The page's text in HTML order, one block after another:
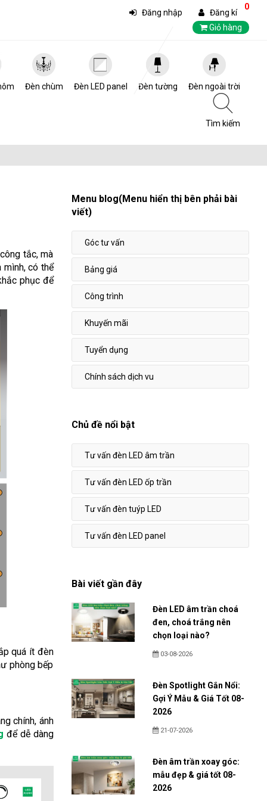
Đăng nhập
Đăng kí
Giỏ hàng
0
Đèn chùm Đèn LED panel Đèn tường Đèn ngoài trời
Tìm kiếm
tắc, mà
có thể
phục để
quá ít đèn
phòng bếp
chính, ánh
để dễ dàng
Menu blog(Menu hiển thị bên phải bài
viết)
Góc tư vấn
Bảng giá
Công trình
Khuyến mãi
Tuyển dụng
Chính sách dịch vu
Chủ đề nổi bật
Tư vấn đèn LED âm trần
Tư vấn đèn LED ốp trần
Tư vấn đèn tuýp LED
Tư vấn đèn LED panel
Bài viết gần đây
Đèn LED âm trần choá
đen, choá trắng nên
chọn loại nào?
03-08-2026
Đèn Spotlight Gắn Nổi:
Gợi Ý Mẫu & Giá Tốt 08-
2026
21-07-2026
Đèn âm trần xoay góc:
mẫu đẹp & giá tốt 08-
2026